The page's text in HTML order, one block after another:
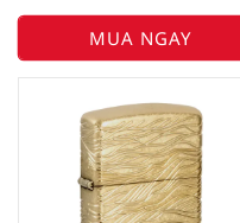
MUA NGAY